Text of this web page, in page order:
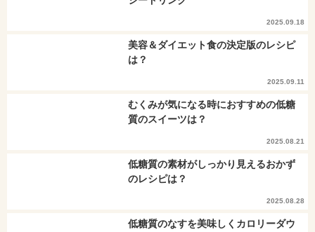
2025.09.18
美容＆ダイエット食の決定版のレシピ
は？
2025.09.11
むくみが気になる時におすすめの低糖
質のスイーツは？
2025.08.21
低糖質の素材がしっかり見えるおかず
のレシピは？
2025.08.28
低糖質のなすを美味しくカロリーダウ